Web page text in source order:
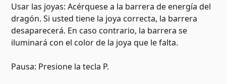
Usar las joyas: Acérquese a la barrera de energía del
dragón. Si usted tiene la joya correcta, la barrera
desaparecerá. En caso contrario, la barrera se
iluminará con el color de la joya que le falta.
Pausa: Presione la tecla P.